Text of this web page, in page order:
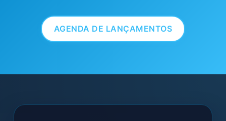
AGENDA DE LANÇAMENTOS